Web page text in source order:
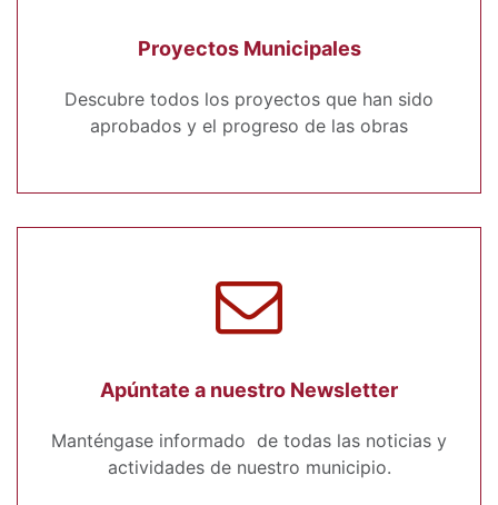
Proyectos Municipales
Descubre todos los proyectos que han sido
aprobados y el progreso de las obras
Apúntate a nuestro Newsletter
Manténgase informado de todas las noticias y
actividades de nuestro municipio.